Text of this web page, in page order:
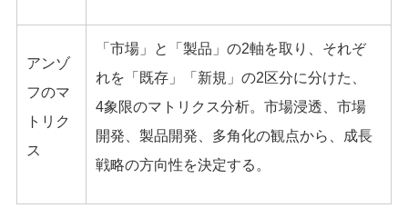
アンゾ
フのマ
トリク
ス
「市場」と「製品」の2軸を取り、それぞ
れを「既存」「新規」の2区分に分けた、
4象限のマトリクス分析。市場浸透、市場
開発、製品開発、多角化の観点から、成長
戦略の方向性を決定する。